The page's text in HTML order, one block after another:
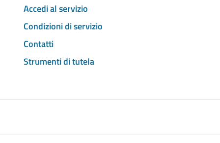
Accedi al servizio
Condizioni di servizio
Contatti
Strumenti di tutela